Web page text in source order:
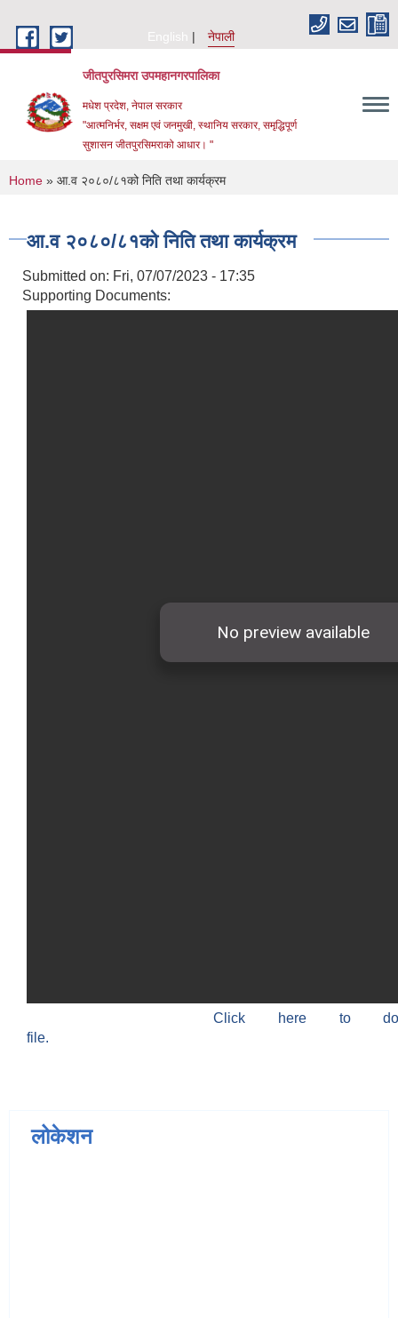
English
नेपाली
जीतपुरसिमरा उपमहानगरपालिका
मधेश प्रदेश, नेपाल सरकार
"आत्मनिर्भर, सक्षम एवं जनमुखी, स्थानिय सरकार, समृद्धिपूर्ण
सुशासन जीतपुरसिमराको आधार। "
You are here
Home » आ.व २०८०/८१को निति तथा कार्यक्रम
आ.व २०८०/८१को निति तथा कार्यक्रम
Submitted on: Fri, 07/07/2023 - 17:35
Supporting Documents:
Click here to
file.
लोकेशन